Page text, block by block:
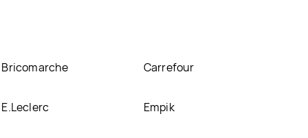
Bricomarche Carrefour
E.Leclerc Empik